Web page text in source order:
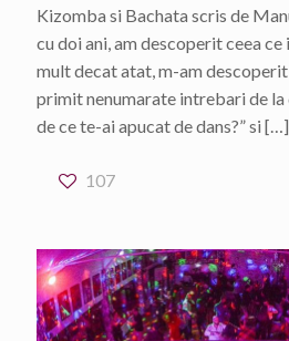
Kizomba si Bachata scris de
cu doi ani, am descoperit ceea ce
mult decat atat, m-am descoperit
primit nenumarate intrebari de
de ce te-ai apucat de dans?” si […]
107